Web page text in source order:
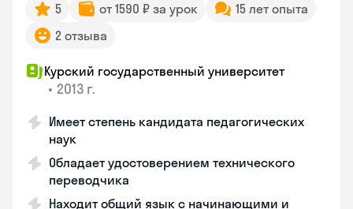
5 от 1590 ₽ за урок
15 лет опыта
2 отзыва
Курский государственный университет
• 2013 г.
Имеет степень кандидата педагогических
наук
Обладает удостоверением технического
переводчика
Находит общий язык с начинающими и